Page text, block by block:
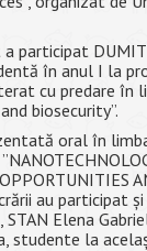
participat
în anul I la
cu predare în
biosecurity”.
oral în
au participat
STAN Elena
studente la